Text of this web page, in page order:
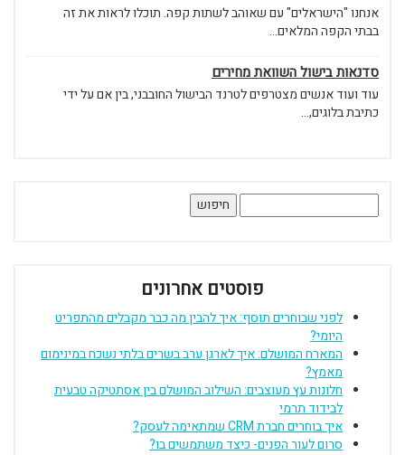
אנחנו "הישראלים" עם שאוהב לשתות קפה. תוכלו לראות את זה
בבתי הקפה המלאים...
סדנאות בישול השוואת מחירים
עוד ועוד אנשים מצטרפים לטרנד הבישול החובבני, בין אם על ידי
כתיבת בלוגים,...
חיפוש:
פוסטים אחרונים
לפני שבוחרים תוסף: איך להבין מה כבר מקבלים מהתפריט
היומי?
המארח המושלם: איך לארגן ערב בשרים בלתי נשכח במינימום
מאמץ?
חלונות עץ מעוצבים: השילוב המושלם בין אסתטיקה טבעית
לבידוד תרמי
איך בוחרים חברת CRM שמתאימה לעסק?
סרום לעור הפנים- כיצד משתמשים בו?